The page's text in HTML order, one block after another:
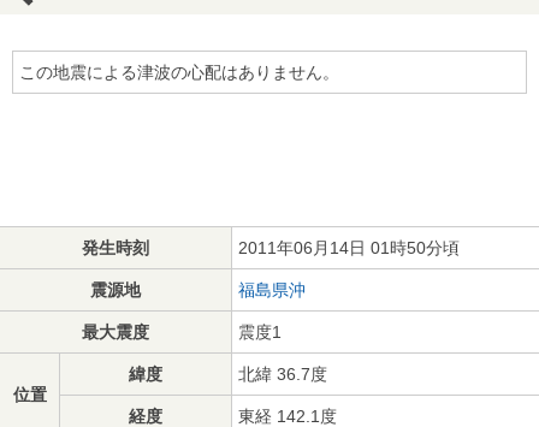
この地震による津波の心配はありません。
発生時刻 2011年06月14日 01時50分頃
震源地 福島県沖
最大震度 震度1
位置
緯度 北緯 36.7度
経度 東経 142.1度